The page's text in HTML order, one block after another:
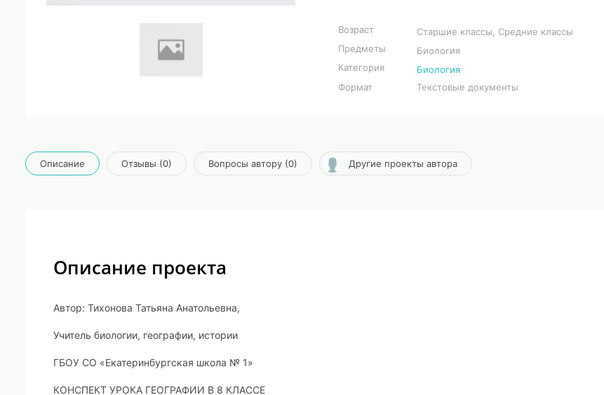
Возраст
Старшие классы, Средние классы
Предметы
Биология
Категория
Биология
Формат
Текстовые документы
Описание Отзывы (0) Вопросы автору (0) Другие проекты автора
Описание проекта
Автор: Тихонова Татьяна Анатольевна,
Учитель биологии, географии, истории
ГБОУ СО «Екатеринбургская школа № 1»
КОНСПЕКТ УРОКА ГЕОГРАФИИ В 8 КЛАССЕ